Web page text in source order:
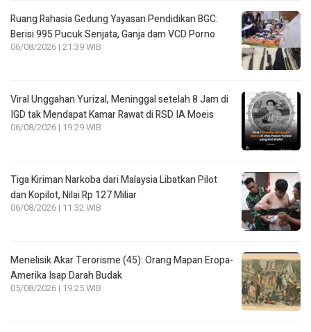
Ruang Rahasia Gedung Yayasan Pendidikan BGC:
Berisi 995 Pucuk Senjata, Ganja dam VCD Porno
06/08/2026 | 21:39 WIB
Viral Unggahan Yurizal, Meninggal setelah 8 Jam di
IGD tak Mendapat Kamar Rawat di RSD IA Moeis
06/08/2026 | 19:29 WIB
Tiga Kiriman Narkoba dari Malaysia Libatkan Pilot
dan Kopilot, Nilai Rp 127 Miliar
06/08/2026 | 11:32 WIB
Menelisik Akar Terorisme (45): Orang Mapan Eropa-
Amerika Isap Darah Budak
05/08/2026 | 19:25 WIB